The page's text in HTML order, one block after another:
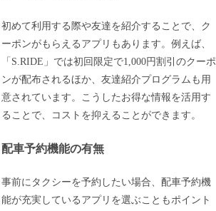
初めて利用する際や友達を紹介することで、ク
ーポンがもらえるアプリもあります。例えば、
「S.RIDE」では初回限定で1,000円割引のクーポ
ンが配布されるほか、友達紹介プログラムも用
意されています。こうしたお得な情報を活用す
ることで、コストを抑えることができます。
配車予約機能の有無
事前にタクシーを予約したい場合、配車予約機
能が充実しているアプリを選ぶこともポイント